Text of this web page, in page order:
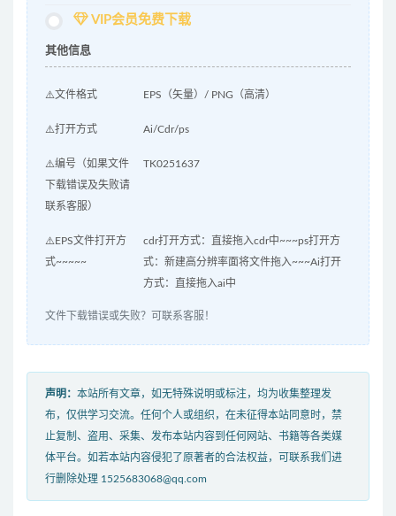
VIP会员免费下载
其他信息
⚠️文件格式 EPS（矢量）/ PNG（高清）
⚠️打开方式 Ai/Cdr/ps
⚠️编号（如果文件
下载错误及失败请
联系客服）
TK0251637
⚠️EPS文件打开方
式~~~~~
cdr打开方式：直接拖入cdr中~~~ps打开方
式：新建高分辨率面将文件拖入~~~Ai打开
方式：直接拖入ai中
文件下载错误或失败？可联系客服！
声明： 本站所有文章，如无特殊说明或标注，均为收集整理发
布，仅供学习交流。任何个人或组织，在未征得本站同意时，禁
止复制、盗用、采集、发布本站内容到任何网站、书籍等各类媒
体平台。如若本站内容侵犯了原著者的合法权益，可联系我们进
行删除处理 1525683068@qq.com